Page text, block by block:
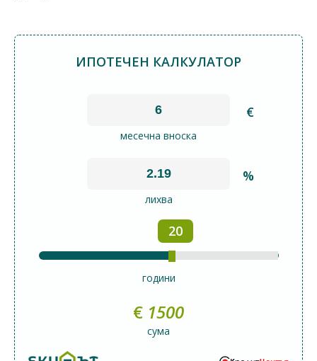
ИПОТЕЧЕН КАЛКУЛАТОР
€
месечна вноска
%
лихва
20
години
€ 1500
сума